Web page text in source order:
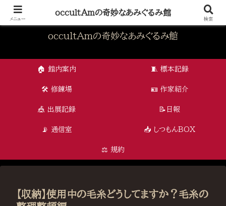
怪奇と可愛さが交差する、オカルタムの編み物アート
occultAmの奇妙なあみぐるみ館
🏠 館内案内 🧵 標本記録
🛠 修錬場 🪪 作家紹介
🎪 出展記録 📝日報
📡 通信室 📥 しつもんBOX
⚖️ 規約
【収納】使用中の毛糸どうしてますか？毛糸の
メニュー
occultAmの奇妙なあみぐるみ館
検索